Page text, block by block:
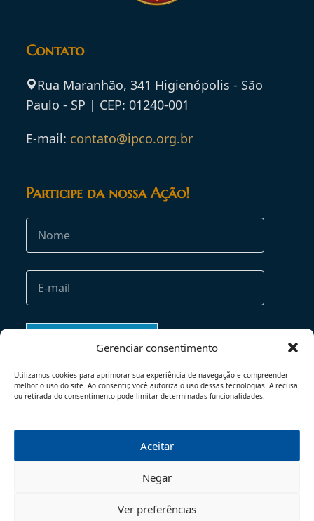
Gerenciar consentimento
Utilizamos cookies para aprimorar sua experiência de navegação e compreender
melhor o uso do site. Ao consentir, você autoriza o uso dessas tecnologias. A recusa
ou retirada do consentimento pode limitar determinadas funcionalidades.
Aceitar
Negar
Ver preferências
Contato
Rua Maranhão, 341 Higienópolis - São
Paulo - SP | CEP: 01240-001
E-mail: contato@ipco.org.br
Participe da nossa Ação!
POLÍTICA DE PRIVACIDADE
© 2026 - TODOS OS DIREITOS RESERVADOS